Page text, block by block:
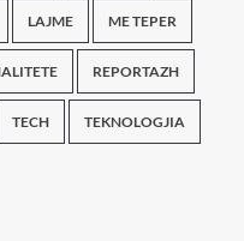
LAJME ME TEPER
REPORTAZH
TECH TEKNOLOGJIA